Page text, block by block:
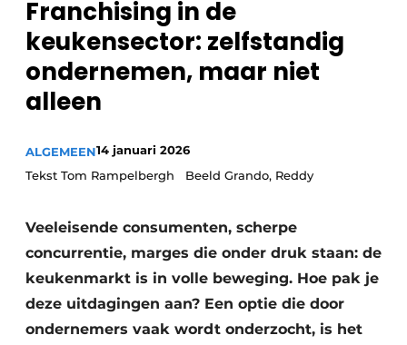
Privacy / Cookie statement
Vacature aanmelden
Video’s
Franchising in de
keukensector: zelfstandig
ondernemen, maar niet
alleen
ALGEMEEN14 januari 2026
Tekst Tom Rampelbergh Beeld Grando, Reddy
Veeleisende consumenten, scherpe
concurrentie, marges die onder druk staan: de
keukenmarkt is in volle beweging. Hoe pak je
deze uitdagingen aan? Een optie die door
ondernemers vaak wordt onderzocht, is het